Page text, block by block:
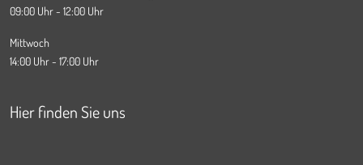
09:00 Uhr - 12:00 Uhr
Mittwoch
14:00 Uhr - 17:00 Uhr
Hier finden Sie uns